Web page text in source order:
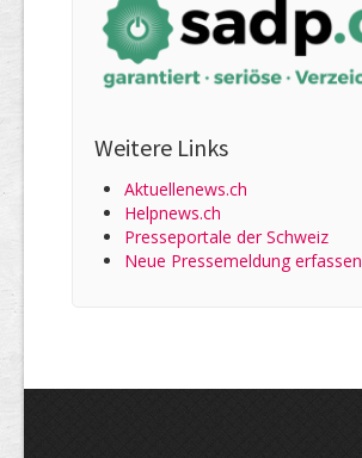
Weitere Links
Aktuellenews.ch
Helpnews.ch
Presseportale der Schweiz
Neue Pressemeldung erfassen